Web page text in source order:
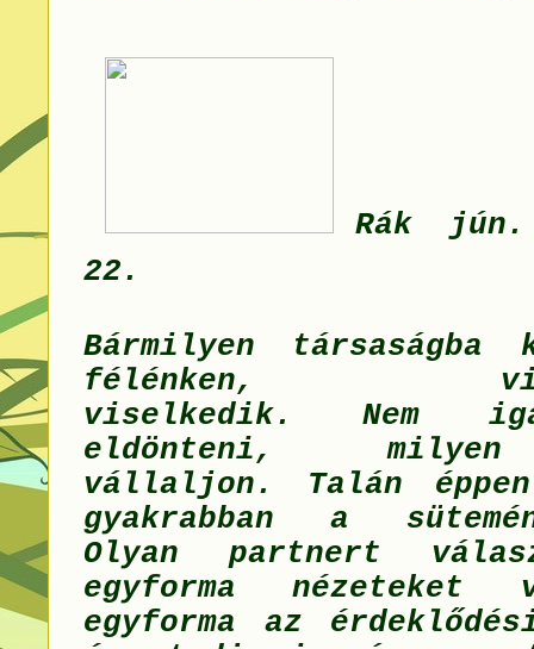
Rák
22.
Bármilyen
félénken,
viselkedik. Nem
eldönteni,
vállaljon. Talán
gyakrabban a
Olyan partnert
egyforma nézeteket
egyforma az